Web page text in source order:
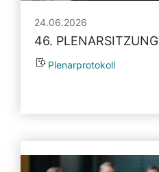
24.06.2026
46. PLENARSITZUNG
Plenarprotokoll